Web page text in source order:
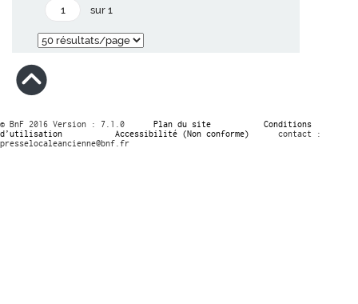
sur 1
© BnF 2016 Version : 7.1.0 Plan du site
Conditions
d’utilisation
Accessibilité (Non conforme)
contact :
presselocaleancienne@bnf.fr